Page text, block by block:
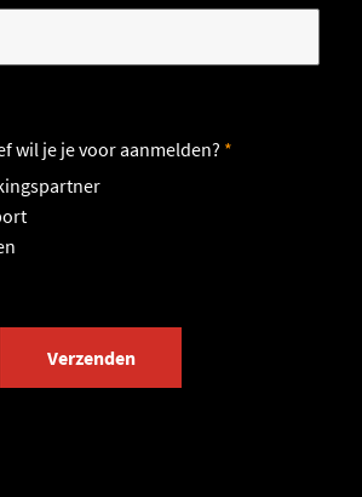
wil je je voor aanmelden? *